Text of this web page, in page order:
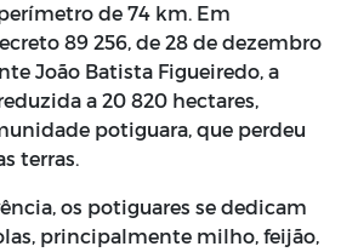
de 74 km. Em
89 256, de 28 de dezembro
João Batista Figueiredo, a
a 20 820 hectares,
potiguara, que perdeu
terras.
os potiguares se dedicam
principalmente milho, feijão,